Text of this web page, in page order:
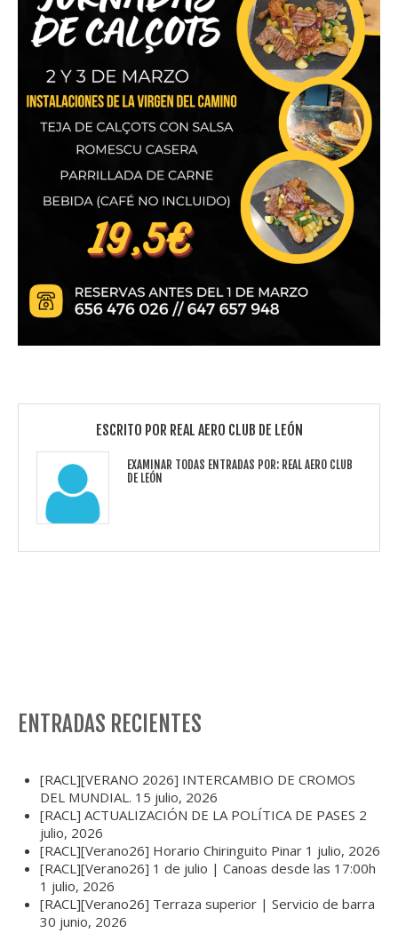
ESCRITO POR REAL AERO CLUB DE LEÓN
EXAMINAR TODAS ENTRADAS POR: REAL AERO CLUB
DE LEÓN
ENTRADAS RECIENTES
[RACL][VERANO 2026] INTERCAMBIO DE CROMOS
DEL MUNDIAL. 15 julio, 2026
[RACL] ACTUALIZACIÓN DE LA POLÍTICA DE PASES 2
julio, 2026
[RACL][Verano26] Horario Chiringuito Pinar 1 julio, 2026
[RACL][Verano26] 1 de julio | Canoas desde las 17:00h
1 julio, 2026
[RACL][Verano26] Terraza superior | Servicio de barra
30 junio, 2026